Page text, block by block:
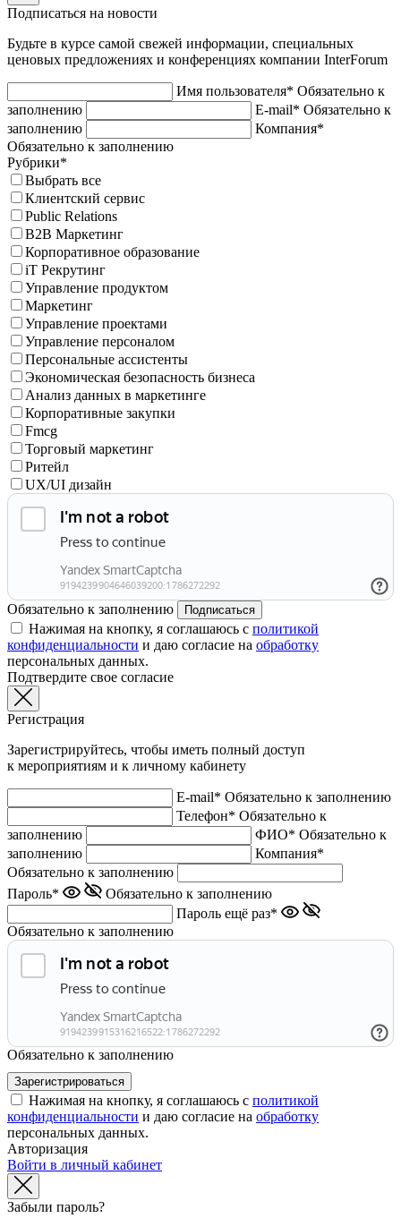
Подписаться на новости
Будьте в курсе самой свежей информации, специальных
ценовых предложениях и конференциях компании InterForum
Имя пользователя* Обязательно к
заполнению
E-mail* Обязательно к
заполнению
Компания*
Обязательно к заполнению
Рубрики*
Выбрать все
Клиентский сервис
Public Relations
B2B Маркетинг
Корпоративное образование
iT Рекрутинг
Управление продуктом
Маркетинг
Управление проектами
Управление персоналом
Персональные ассистенты
Экономическая безопасность бизнеса
Анализ данных в маркетинге
Корпоративные закупки
Fmcg
Торговый маркетинг
Ритейл
UX/UI дизайн
Обязательно к заполнению Подписаться
Нажимая на кнопку, я соглашаюсь с политикой
конфиденциальности и даю согласие на обработку
персональных данных.
Подтвердите свое согласие
Регистрация
Зарегистрируйтесь, чтобы иметь полный доступ
к мероприятиям и к личному кабинету
E-mail* Обязательно к заполнению
Телефон* Обязательно к
заполнению
ФИО* Обязательно к
заполнению
Компания*
Обязательно к заполнению
Пароль*
Обязательно к заполнению
Пароль ещё раз*
Обязательно к заполнению
Обязательно к заполнению
Нажимая на кнопку, я соглашаюсь с политикой
конфиденциальности и даю согласие на обработку
персональных данных.
Авторизация
Войти в личный кабинет
Забыли пароль?